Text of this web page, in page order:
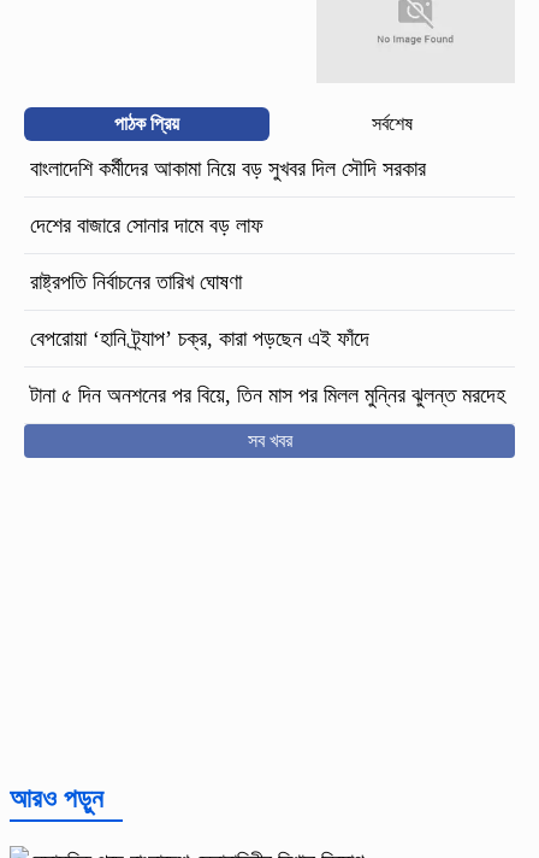
পাঠক প্রিয় সর্বশেষ
বাংলাদেশি কর্মীদের আকামা নিয়ে বড় সুখবর দিল সৌদি সরকার
দেশের বাজারে সোনার দামে বড় লাফ
রাষ্ট্রপতি নির্বাচনের তারিখ ঘোষণা
বেপরোয়া ‘হানি ট্র্যাপ’ চক্র, কারা পড়ছেন এই ফাঁদে
টানা ৫ দিন অনশনের পর বিয়ে, তিন মাস পর মিলল মুন্নির ঝুলন্ত মরদেহ
সব খবর
আরও পড়ুন